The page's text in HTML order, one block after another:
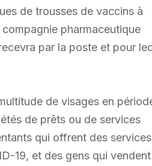
de trousses de vaccins à
pharmaceutique
par la poste et pour
de visages en
de prêts ou de services
qui offrent des
19, et des gens qui